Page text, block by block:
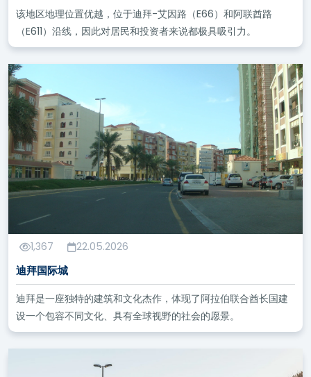
该地区地理位置优越，位于迪拜-艾因路（E66）和阿联酋路
（E611）沿线，因此对居民和投资者来说都极具吸引力。
1,367 22.05.2026
迪拜国际城
迪拜是一座独特的建筑和文化杰作，体现了阿拉伯联合酋长国建
设一个包容不同文化、具有全球视野的社会的愿景。